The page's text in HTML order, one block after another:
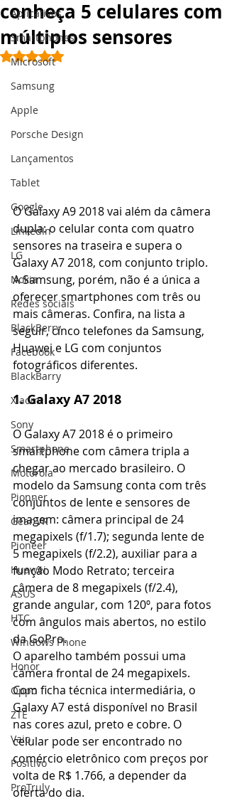
Aplicativos
Smartphones
Microsoft
Samsung
Apple
Porsche Design
Lançamentos
Tablet
Google
LinkedIn
LG
Nokia
Redes sociais
BlackBerry
Facebook
BlackBarry
Xiaomi
Sony
Smartphone
Motorola
Pionner
Gear VR
Pioneer
Huawei
ASUS
HTC
Windows Phone
Honor
Oppo
ZTE
Vaio
Positivo
ProTruly
conheça 5 celulares com
múltiplos sensores
Avaliado com NaN de 5 estrelas.
O Galaxy A9 2018 vai além da câmera
dupla: o celular conta com quatro
sensores na traseira e supera o
Galaxy A7 2018, com conjunto triplo.
A Samsung, porém, não é a única a
oferecer smartphones com três ou
mais câmeras. Confira, na lista a
seguir, cinco telefones da Samsung,
Huawei e LG com conjuntos
fotográficos diferentes.
1. Galaxy A7 2018
O Galaxy A7 2018 é o primeiro
smartphone com câmera tripla a
chegar ao mercado brasileiro. O
modelo da Samsung conta com três
conjuntos de lente e sensores de
imagem: câmera principal de 24
megapixels (f/1.7); segunda lente de
5 megapixels (f/2.2), auxiliar para a
função Modo Retrato; terceira
câmera de 8 megapixels (f/2.4),
grande angular, com 120º, para fotos
com ângulos mais abertos, no estilo
da GoPro.
O aparelho também possui uma
câmera frontal de 24 megapixels.
Com ficha técnica intermediária, o
Galaxy A7 está disponível no Brasil
nas cores azul, preto e cobre. O
celular pode ser encontrado no
comércio eletrônico com preços por
volta de R$ 1.766, a depender da
oferta do dia.